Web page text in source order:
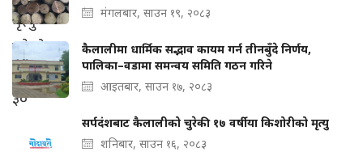
मंगलबार, साउन १९, २०८३
कैलालीमा धार्मिक सद्भाव कायम गर्न तीनबुँदे निर्णय,
पालिका–वडामा समन्वय समिति गठन गरिने
आइतबार, साउन १७, २०८३
सर्पदंशबाट कैलालीको चुरेकी १७ वर्षीया किशोरीको मृत्यु
शनिबार, साउन १६, २०८३